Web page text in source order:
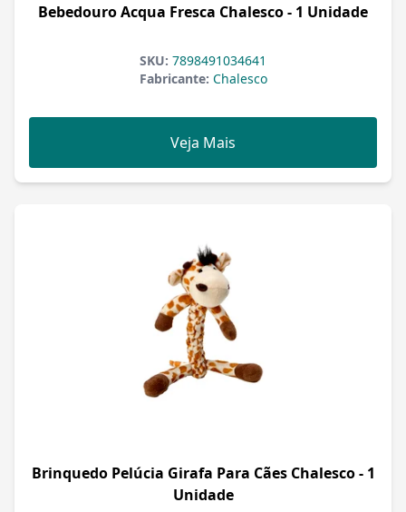
Bebedouro Acqua Fresca Chalesco - 1 Unidade
SKU: 7898491034641
Fabricante: Chalesco
Veja Mais
Brinquedo Pelúcia Girafa Para Cães Chalesco - 1
Unidade